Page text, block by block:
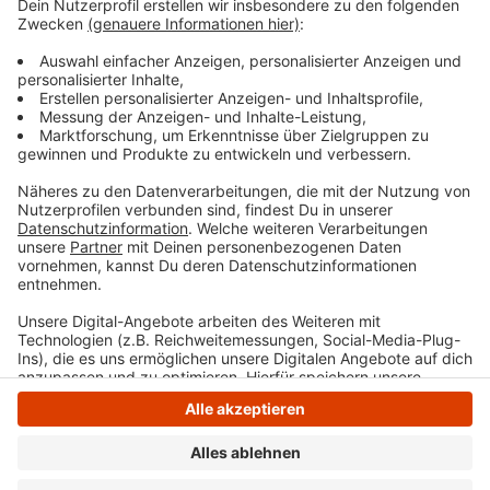
gegen die Wand hauen wollen, geht in eben diesem
zwischen wirren Gedanken und scharfer
Alltagsbeobachtung. Ein bisschen ausgeflippt,
meistens bunt und nie ganz ernst gemeint.
Anzeige